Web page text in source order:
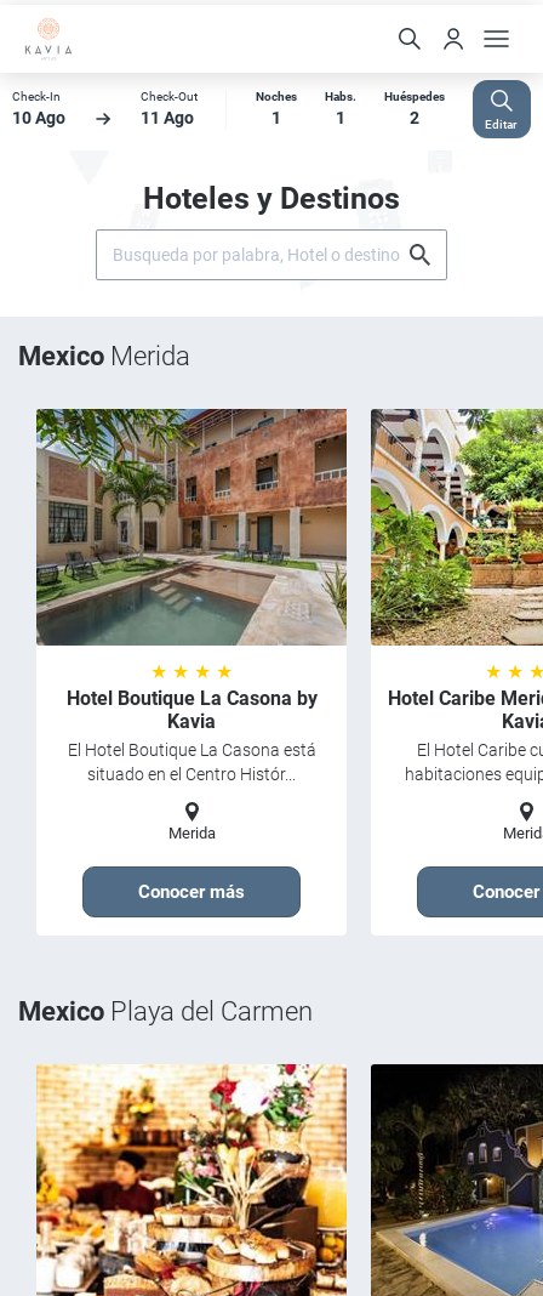
Check-In
10 Ago
Check-Out
11 Ago
Noches
1
Habs.
1
Huéspedes
2 Editar
Hoteles y Destinos
Mexico Merida
★ ★ ★ ★
Hotel Boutique La Casona by
Kavia
El Hotel Boutique La Casona está
situado en el Centro Histór...
Merida
Conocer más
★ ★
Hotel Caribe
El Hotel Caribe
habitaciones
Mexico Playa del Carmen